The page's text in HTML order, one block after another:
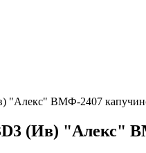
"Алекс" ВМФ-2407
(Ив) "Алекс"